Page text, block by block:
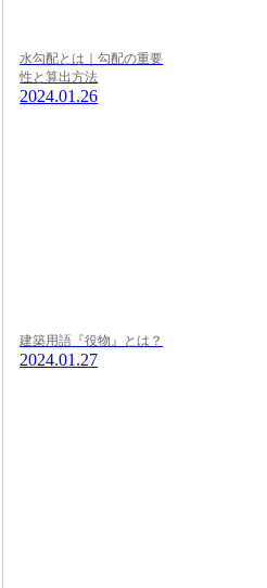
水勾配とは｜勾配の重要
性と算出方法
2024.01.26
建築用語『役物』とは？
2024.01.27